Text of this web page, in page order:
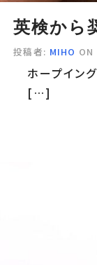
英検から
投稿者: MIHO ON
ホープイン
[…]